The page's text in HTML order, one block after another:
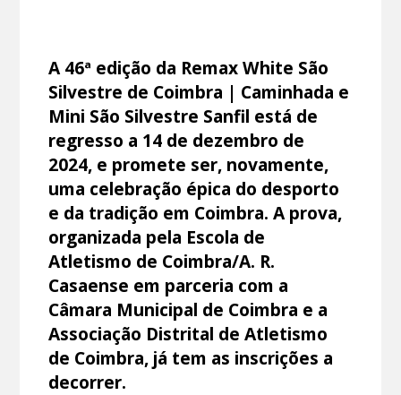
A 46ª edição da Remax White São
Silvestre de Coimbra | Caminhada e
Mini São Silvestre Sanfil está de
regresso a 14 de dezembro de
2024, e promete ser, novamente,
uma celebração épica do desporto
e da tradição em Coimbra. A prova,
organizada pela Escola de
Atletismo de Coimbra/A. R.
Casaense em parceria com a
Câmara Municipal de Coimbra e a
Associação Distrital de Atletismo
de Coimbra, já tem as inscrições a
decorrer.